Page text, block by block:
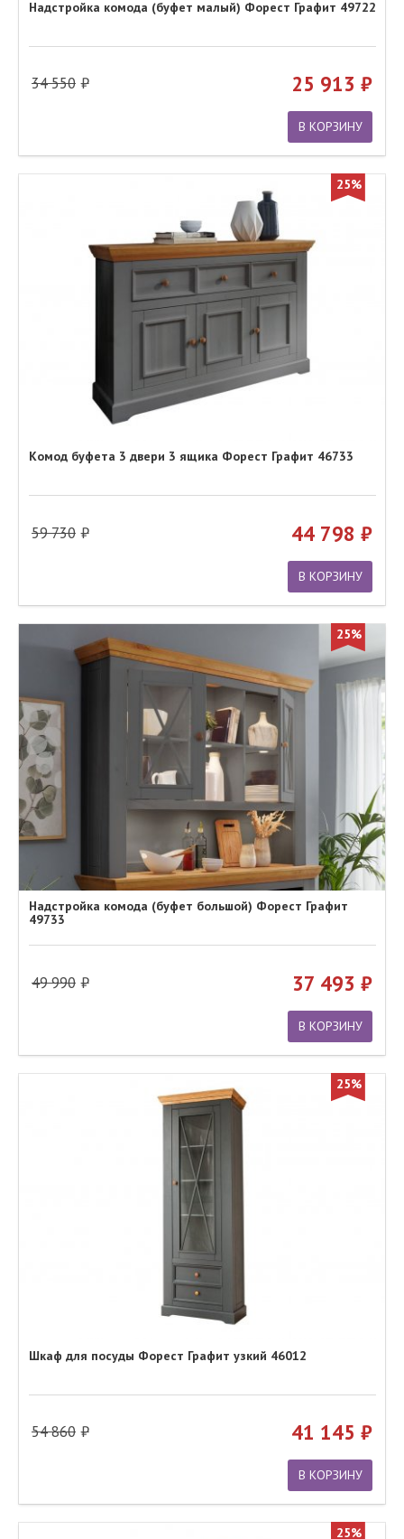
Надстройка комода (буфет малый) Форест Графит 49722
34 550 25 913
В КОРЗИНУ
25%
Комод буфета 3 двери 3 ящика Форест Графит 46733
59 730 44 798
В КОРЗИНУ
25%
Надстройка комода (буфет большой) Форест Графит
49733
49 990 37 493
В КОРЗИНУ
25%
Шкаф для посуды Форест Графит узкий 46012
54 860 41 145
В КОРЗИНУ
25%